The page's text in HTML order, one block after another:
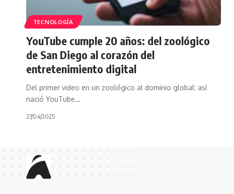
TECNOLOGÍA
YouTube cumple 20 años: del zoológico
de San Diego al corazón del
entretenimiento digital
Del primer video en un zoológico al dominio global: así
nació YouTube…
27/04/2025